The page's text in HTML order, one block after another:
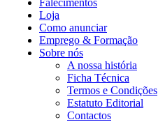
Loja
Como anunciar
Emprego & Formação
Sobre nós
A nossa história
Ficha Técnica
Termos e Condições
Estatuto Editorial
Contactos